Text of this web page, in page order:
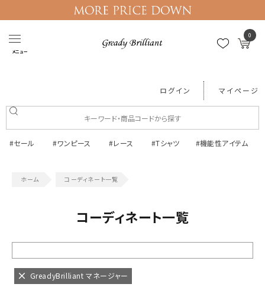
メニュー
0
ログイン マイページ
#セール #ワンピース #レース #Tシャツ #機能性アイテム
コーディネート一覧
コーディネート一覧
GreadyBrilliant マネージャー